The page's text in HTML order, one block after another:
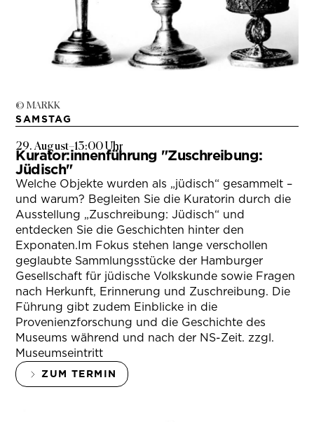
© MARKK
SAMSTAG
29. August–13:00 Uhr
Kurator:innenführung "Zuschreibung:
Jüdisch"
Welche Objekte wurden als „jüdisch“ gesammelt –
und warum? Begleiten Sie die Kuratorin durch die
Ausstellung „Zuschreibung: Jüdisch“ und
entdecken Sie die Geschichten hinter den
Exponaten.Im Fokus stehen lange verschollen
geglaubte Sammlungsstücke der Hamburger
Gesellschaft für jüdische Volkskunde sowie Fragen
nach Herkunft, Erinnerung und Zuschreibung. Die
Führung gibt zudem Einblicke in die
Provenienzforschung und die Geschichte des
Museums während und nach der NS-Zeit. zzgl.
Museumseintritt
ZUM TERMIN